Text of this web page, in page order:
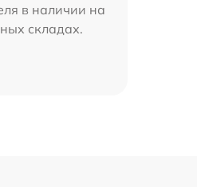
в наличии на
складах.